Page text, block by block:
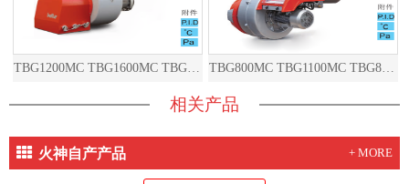
相关产品
火神自产产品 + MORE